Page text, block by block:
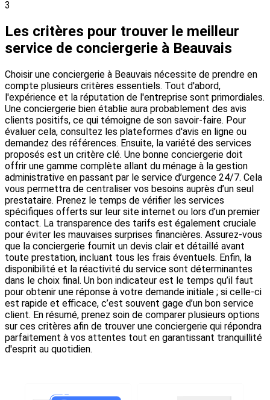
3
Les critères pour trouver le meilleur
service de conciergerie à Beauvais
Choisir une conciergerie à Beauvais nécessite de prendre en
compte plusieurs critères essentiels. Tout d'abord,
l'expérience et la réputation de l'entreprise sont primordiales.
Une conciergerie bien établie aura probablement des avis
clients positifs, ce qui témoigne de son savoir-faire. Pour
évaluer cela, consultez les plateformes d'avis en ligne ou
demandez des références. Ensuite, la variété des services
proposés est un critère clé. Une bonne conciergerie doit
offrir une gamme complète allant du ménage à la gestion
administrative en passant par le service d’urgence 24/7. Cela
vous permettra de centraliser vos besoins auprès d’un seul
prestataire. Prenez le temps de vérifier les services
spécifiques offerts sur leur site internet ou lors d’un premier
contact. La transparence des tarifs est également cruciale
pour éviter les mauvaises surprises financières. Assurez-vous
que la conciergerie fournit un devis clair et détaillé avant
toute prestation, incluant tous les frais éventuels. Enfin, la
disponibilité et la réactivité du service sont déterminantes
dans le choix final. Un bon indicateur est le temps qu’il faut
pour obtenir une réponse à votre demande initiale ; si celle-ci
est rapide et efficace, c’est souvent gage d’un bon service
client. En résumé, prenez soin de comparer plusieurs options
sur ces critères afin de trouver une conciergerie qui répondra
parfaitement à vos attentes tout en garantissant tranquillité
d'esprit au quotidien.